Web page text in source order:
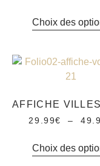
Choix des
AFFICHE
29.99€ –
Choix des